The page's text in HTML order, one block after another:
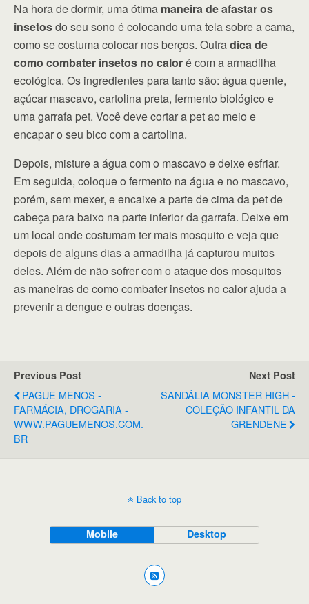
Na hora de dormir, uma ótima maneira de afastar os
insetosdo seu sono é colocando uma tela sobre a cama,
como se costuma colocar nos berços. Outradica de
como combater insetos no caloré com a armadilha
ecológica. Os ingredientes para tanto são: água quente,
açúcar mascavo, cartolina preta, fermento biológico e
uma garrafa pet. Você deve cortar a pet ao meio e
encapar o seu bico com a cartolina.
Depois, misture a água com o mascavo e deixe esfriar.
Em seguida, coloque o fermento na água e no mascavo,
porém, sem mexer, e encaixe a parte de cima da pet de
cabeça para baixo na parte inferior da garrafa. Deixe em
um local onde costumam ter mais mosquito e veja que
depois de alguns dias a armadilha já capturou muitos
deles. Além de não sofrer com o ataque dos mosquitos
as maneiras de como combater insetos no calor ajuda a
prevenir a dengue e outras doenças.
Previous Post
PAGUE MENOS -
FARMÁCIA, DROGARIA -
WWW.PAGUEMENOS.COM.
BR
Next Post
SANDÁLIA MONSTER HIGH -
COLEÇÃO INFANTIL DA
GRENDENE
Back to top
Mobile Desktop